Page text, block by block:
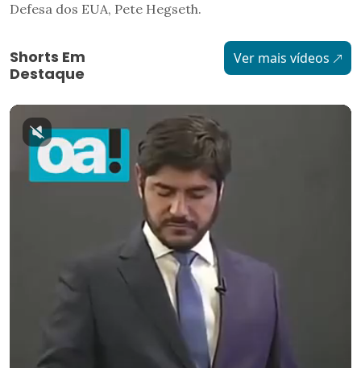
Defesa dos EUA, Pete Hegseth.
Shorts Em
Destaque
Ver mais vídeos